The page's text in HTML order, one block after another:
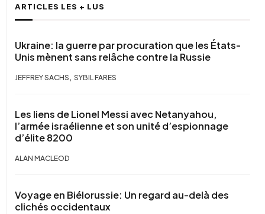
ARTICLES LES + LUS
Ukraine: la guerre par procuration que les États-
Unis mènent sans relâche contre la Russie
JEFFREY SACHS , SYBIL FARES
Les liens de Lionel Messi avec Netanyahou,
l’armée israélienne et son unité d’espionnage
d’élite 8200
ALAN MACLEOD
Voyage en Biélorussie: Un regard au-delà des
clichés occidentaux